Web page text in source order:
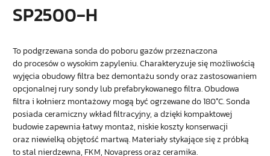
SP2500‑H
To podgrzewana sonda do poboru gazów przeznaczona
do procesów o wysokim zapyleniu. Charakteryzuje się możliwością
wyjęcia obudowy filtra bez demontażu sondy oraz zastosowaniem
opcjonalnej rury sondy lub prefabrykowanego filtra. Obudowa
filtra i kołnierz montażowy mogą być ogrzewane do 180°C. Sonda
posiada ceramiczny wkład filtracyjny, a dzięki kompaktowej
budowie zapewnia łatwy montaż, niskie koszty konserwacji
oraz niewielką objętość martwą. Materiały stykające się z próbką
to stal nierdzewna, FKM, Novapress oraz ceramika.